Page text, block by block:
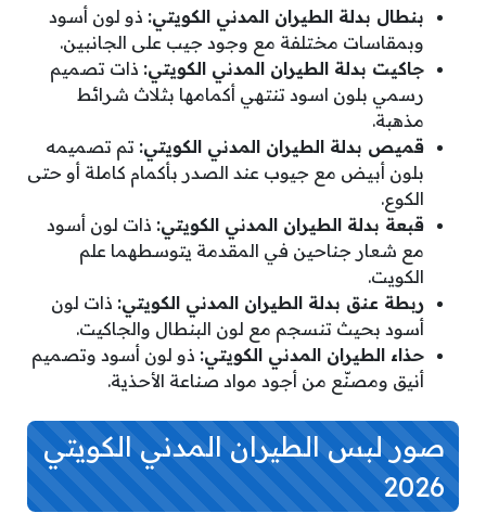
بنطال بدلة الطيران المدني الكويتي: ذو لون أسود
وبمقاسات مختلفة مع وجود جيب على الجانبين.
جاكيت بدلة الطيران المدني الكويتي: ذات تصميم
رسمي بلون اسود تنتهي أكمامها بثلاث شرائط
مذهبة.
قميص بدلة الطيران المدني الكويتي: تم تصميمه
بلون أبيض مع جيوب عند الصدر بأكمام كاملة أو حتى
الكوع.
قبعة بدلة الطيران المدني الكويتي: ذات لون أسود
مع شعار جناحين في المقدمة يتوسطهما علم
الكويت.
ربطة عنق بدلة الطيران المدني الكويتي: ذات لون
أسود بحيث تنسجم مع لون البنطال والجاكيت.
حذاء الطيران المدني الكويتي: ذو لون أسود وتصميم
أنيق ومصنّع من أجود مواد صناعة الأحذية.
صور لبس الطيران المدني الكويتي
2026